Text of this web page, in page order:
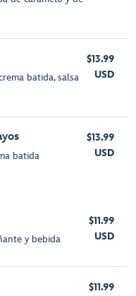
batida, salsa
$13.99
USD
batida
$13.99
USD
y bebida
$11.99
USD
$11.99